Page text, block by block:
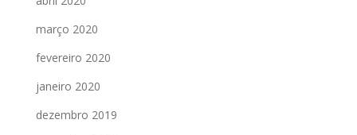
março 2020
fevereiro 2020
janeiro 2020
dezembro 2019